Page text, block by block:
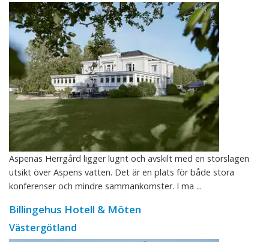
Aspenäs Herrgård ligger lugnt och avskilt med en storslagen
utsikt över Aspens vatten. Det är en plats för både stora
konferenser och mindre sammankomster. I ma ...
Billingehus Hotell & Möten
Västergötland